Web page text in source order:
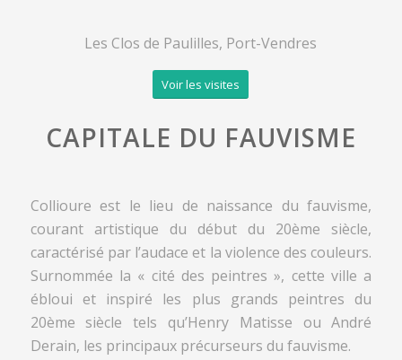
Les Clos de Paulilles, Port-Vendres
Voir les visites
CAPITALE DU FAUVISME
Collioure est le lieu de naissance du fauvisme,
courant artistique du début du 20ème siècle,
caractérisé par l’audace et la violence des couleurs.
Surnommée la « cité des peintres », cette ville a
ébloui et inspiré les plus grands peintres du
20ème siècle tels qu’Henry Matisse ou André
Derain, les principaux précurseurs du fauvisme.